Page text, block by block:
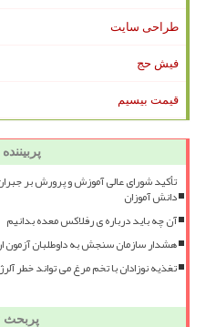
طراحی سایت
فیش حج
قیمت بیسیم
تأکید شورای عالی آموزش و پرورش بر
دانش آموزان
آن چه باید درباره ی رفلاکس معده بدانیم
هشدار سازمان سنجش به داوطلبان آزمون
تغذیه نوزادان با تخم مرغ می تواند خطر
پربحث